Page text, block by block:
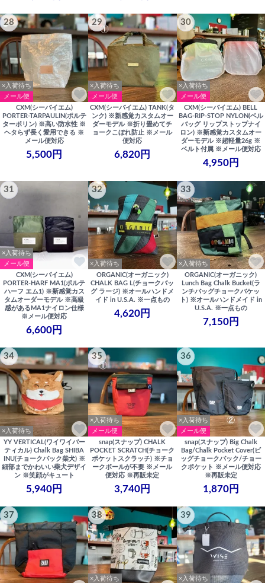
28
×入荷待ち
メール便
CXM(シーバイエム)
PORTER-TARPAULIN(ポルテ
ターポリン) ※高い防水性 ※
ヘタらず長く愛用できる ※
メール便対応
5,500円
29
×入荷待ち
メール便
CXM(シーバイエム) TANK(タ
ンク) ※新感覚カスタムオー
ダーモデル ※折り畳めてチ
ョークこぼれ防止 ※メール
便対応
6,820円
30
×入荷待ち
メール便
CXM(シーバイエム) BELL
BAG-RIP-STOP NYLON(ベル
バッグ リップストップナイ
ロン) ※新感覚カスタムオー
ダーモデル ※超軽量26g ※
ベルト付属 ※メール便対応
4,950円
31
×入荷待ち
メール便
CXM(シーバイエム)
PORTER-HARF MA1(ポルテ
ハーフ エム1) ※新感覚カス
タムオーダーモデル ※高級
感があるMA1ナイロン仕様
※メール便対応
6,600円
32
×入荷待ち
ORGANIC(オーガニック)
CHALK BAG L(チョークバッ
グ ラージ) ※オールハンドメ
イド in U.S.A. ※一点もの
4,620円
33
×入荷待ち
ORGANIC(オーガニック)
Lunch Bag Chalk Bucket(ラ
ンチバッグチョークバケッ
ト) ※オールハンドメイド in
U.S.A. ※一点もの
7,150円
34
×入荷待ち
YY VERTICAL(ワイワイバー
ティカル) Chalk Bag SHIBA
INU(チョークバック柴犬) ※
細部までかわいい柴犬デザイ
ン ※笑顔がキュート
5,940円
35
×入荷待ち
メール便
snap(スナップ) CHALK
POCKET SCRATCH(チョーク
ポケットスクラッチ) ※チョ
ークボールが不要 ※メール
便対応 ※再販未定
3,740円
36
×入荷待ち
メール便
snap(スナップ) Big Chalk
Bag/Chalk Pocket Cover(ビ
ッグチョークバック/チョー
クポケット ※メール便対応
※再販未定
1,870円
37 38
×入荷待ち
39
×入荷待ち